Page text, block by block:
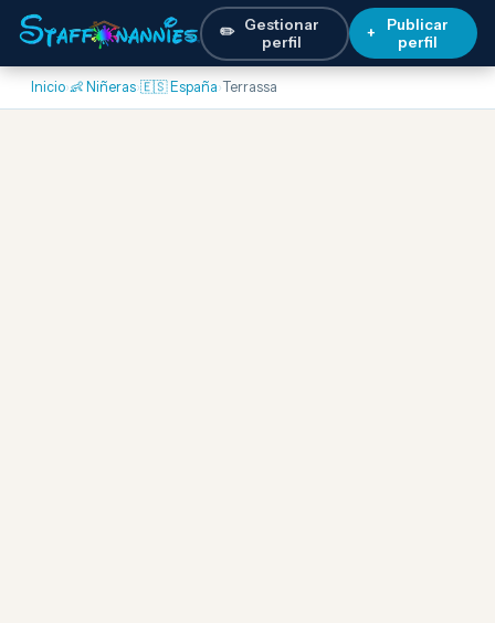
✏️ Gestionar
perfil
+
Publicar
perfil
Inicio›👶 Niñeras›🇪🇸 España›Terrassa